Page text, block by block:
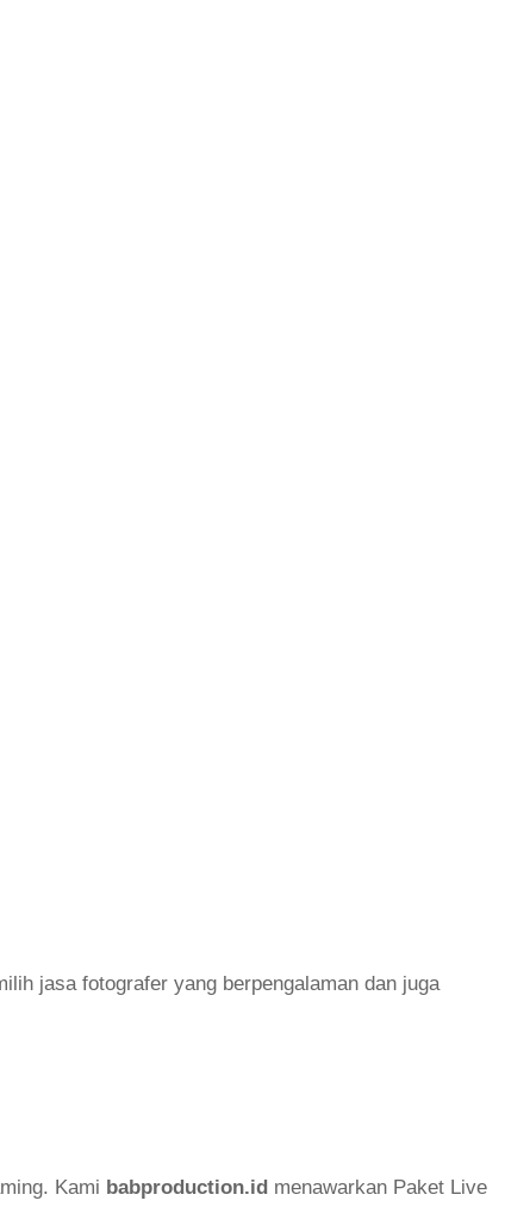
jasa fotografer yang berpengalaman dan juga
Kami babproduction.id menawarkan Paket Live